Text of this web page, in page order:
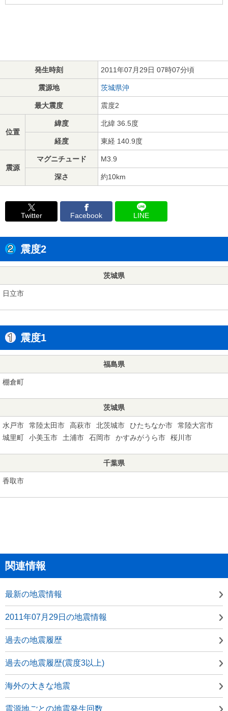
発生時刻 2011年07月29日 07時07分頃
震源地 茨城県沖
最大震度 震度2
位置
緯度 北緯 36.5度
経度 東経 140.9度
震源
マグニチュード M3.9
深さ 約10km
Twitter Facebook LINE
震度2
茨城県
日立市
震度1
福島県
棚倉町
茨城県
水戸市 常陸太田市 高萩市 北茨城市 ひたちなか市
常陸大宮市
城里町
小美玉市 土浦市 石岡市 かすみがうら市 桜川市
千葉県
香取市
関連情報
最新の地震情報
2011年07月29日の地震情報
過去の地震履歴
過去の地震履歴(震度3以上)
海外の大きな地震
震源地ごとの地震発生回数